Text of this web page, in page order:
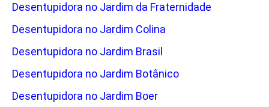
Desentupidora no Jardim da Fraternidade
Desentupidora no Jardim Colina
Desentupidora no Jardim Brasil
Desentupidora no Jardim Botânico
Desentupidora no Jardim Boer